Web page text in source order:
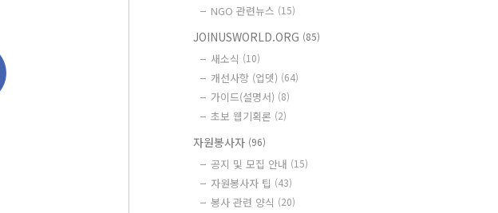
NGO 관련뉴스 (15)
JOINUSWORLD.ORG (85)
새소식 (10)
개선사항 (업뎃) (64)
가이드(설명서) (8)
초보 웹기획론 (2)
자원봉사자 (96)
공지 및 모집 안내 (15)
자원봉사자 팁 (43)
봉사 관련 양식 (20)